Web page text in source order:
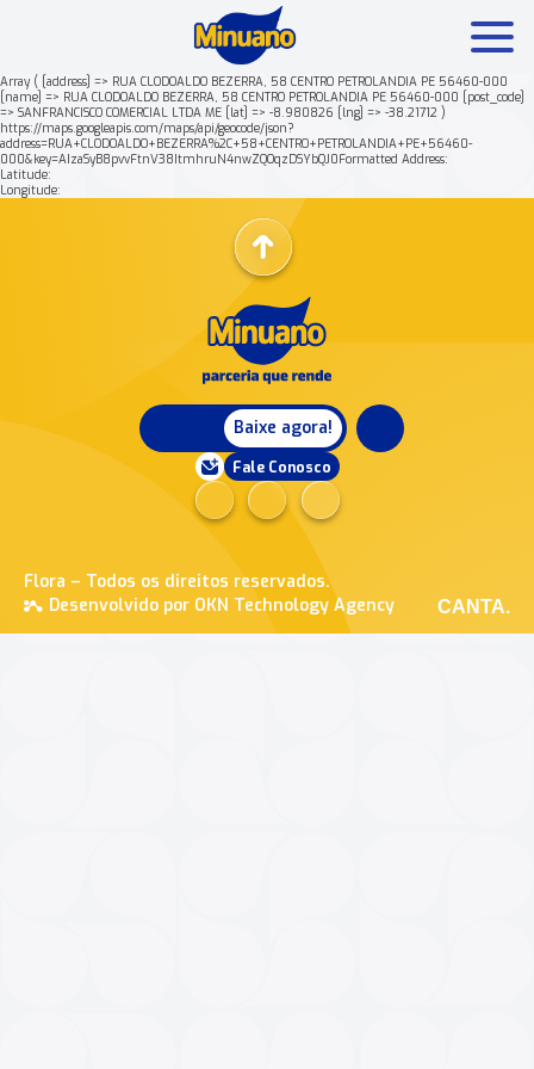
Array ( [address] => RUA CLODOALDO BEZERRA, 58 CENTRO PETROLANDIA PE 56460-000
[name] => RUA CLODOALDO BEZERRA, 58 CENTRO PETROLANDIA PE 56460-000 [post_code]
=> SANFRANCISCO COMERCIAL LTDA ME [lat] => -8.980826 [lng] => -38.21712 )
https://maps.googleapis.com/maps/api/geocode/json?
address=RUA+CLODOALDO+BEZERRA%2C+58+CENTRO+PETROLANDIA+PE+56460-
000&key=AIzaSyB8pvvFtnV38ItmhruN4nwZQOqzDSYbQJ0Formatted Address:
Latitude:
Longitude:
Baixe agora!
Fale Conosco
Flora – Todos os direitos reservados.
Desenvolvido por OKN Technology Agency
CANTA.
Mais buscados: Produtos Minuano Rende +
Nossa história